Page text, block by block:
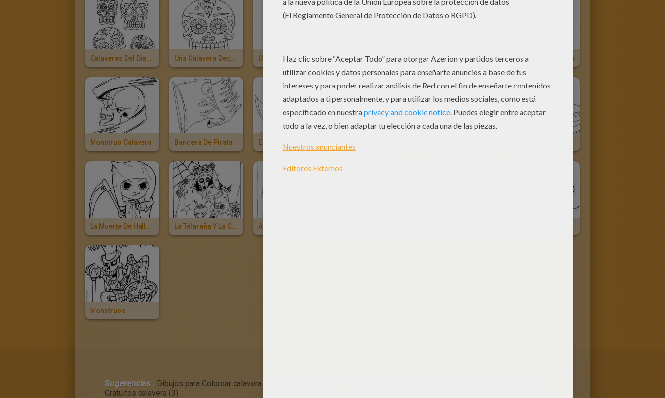
Calaveras Del Dia De Los Muertos Una Calavera Decorada Del Dia De Los Muertos Un Portavelas Calavera Candelabro Calavera Cabeza Osea Cabeza De Calavera
Monstruo Calavera Bandera De Pirata Espada Y Calavera
La Muerte De Halloween La Telaraña Y La Calavera Halloween
Monstruos
Sugerencias : Dibujos para Colorear calavera (25)
Gratuitos calavera (3)